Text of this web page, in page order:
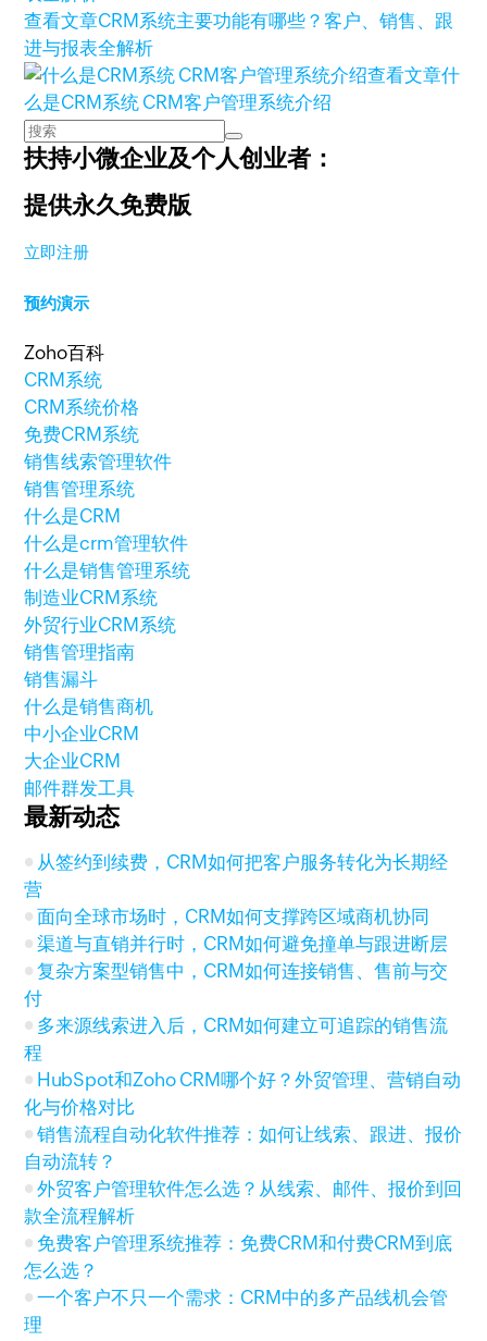
查看文章CRM系统主要功能有哪些？客户、销售、跟
进与报表全解析
查看文章什
么是CRM系统 CRM客户管理系统介绍
扶持小微企业及个人创业者：
提供永久免费版
立即注册
预约演示
Zoho百科
CRM系统
CRM系统价格
免费CRM系统
销售线索管理软件
销售管理系统
什么是CRM
什么是crm管理软件
什么是销售管理系统
制造业CRM系统
外贸行业CRM系统
销售管理指南
销售漏斗
什么是销售商机
中小企业CRM
大企业CRM
邮件群发工具
最新动态
从签约到续费，CRM如何把客户服务转化为长期经
营
面向全球市场时，CRM如何支撑跨区域商机协同
渠道与直销并行时，CRM如何避免撞单与跟进断层
复杂方案型销售中，CRM如何连接销售、售前与交
付
多来源线索进入后，CRM如何建立可追踪的销售流
程
HubSpot和Zoho CRM哪个好？外贸管理、营销自动
化与价格对比
销售流程自动化软件推荐：如何让线索、跟进、报价
自动流转？
外贸客户管理软件怎么选？从线索、邮件、报价到回
款全流程解析
免费客户管理系统推荐：免费CRM和付费CRM到底
怎么选？
一个客户不只一个需求：CRM中的多产品线机会管
理